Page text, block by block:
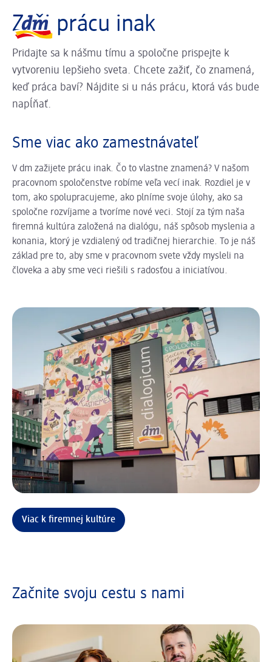
Logo dm, späť na domovskú stránku
Zaži prácu inak
Pridajte sa k nášmu tímu a spoločne prispejte k
vytvoreniu lepšieho sveta. Chcete zažiť, čo znamená,
keď práca baví? Nájdite si u nás prácu, ktorá vás bude
napĺňať.
Sme viac ako zamestnávateľ
V dm zažijete prácu inak. Čo to vlastne znamená? V našom
pracovnom spoločenstve robíme veľa vecí inak. Rozdiel je v
tom, ako spolupracujeme, ako plníme svoje úlohy, ako sa
spoločne rozvíjame a tvoríme nové veci. Stojí za tým naša
firemná kultúra založená na dialógu, náš spôsob myslenia a
konania, ktorý je vzdialený od tradičnej hierarchie. To je náš
základ pre to, aby sme v pracovnom svete vždy mysleli na
človeka a aby sme veci riešili s radosťou a iniciatívou.
Viac k firemnej kultúre
Začnite svoju cestu s nami